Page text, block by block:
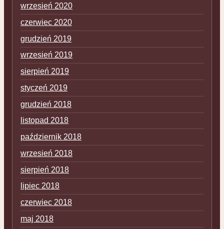
wrzesień 2020
czerwiec 2020
grudzień 2019
wrzesień 2019
sierpień 2019
styczeń 2019
grudzień 2018
listopad 2018
październik 2018
wrzesień 2018
sierpień 2018
lipiec 2018
czerwiec 2018
maj 2018